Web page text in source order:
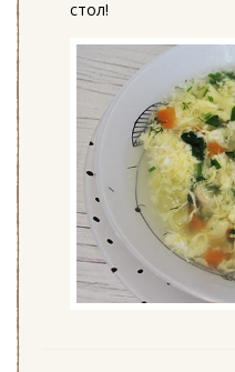
стол!